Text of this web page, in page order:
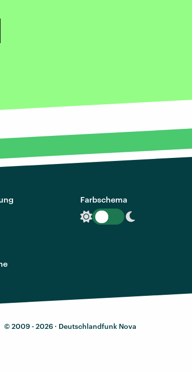
Farbschema
© 2009 - 2026 · Deutschlandfunk Nova